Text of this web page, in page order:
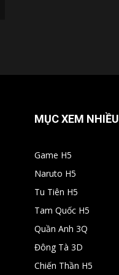
MỤC XEM NHIỀU
Game H5
Naruto H5
Tu Tiên H5
Tam Quốc H5
Quần Anh 3Q
Đông Tà 3D
Chiến Thần H5